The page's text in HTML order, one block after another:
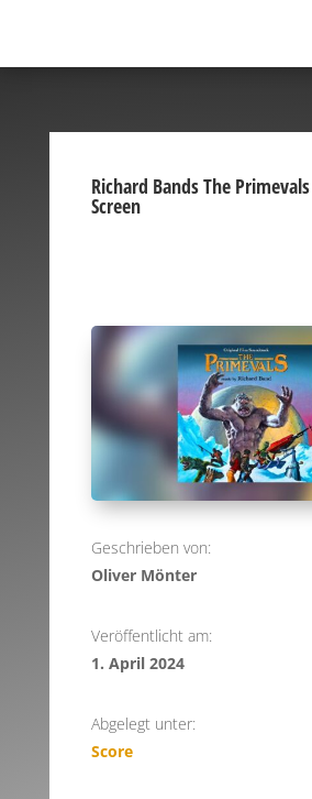
Richard Bands The
Screen
Geschrieben von:
Oliver Mönter
Veröffentlicht am:
1. April 2024
Abgelegt unter:
Score